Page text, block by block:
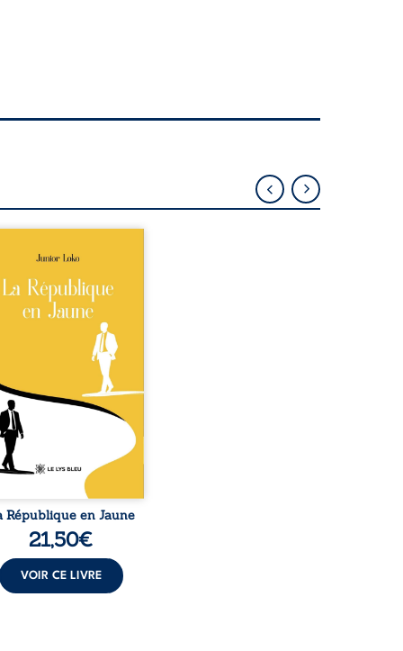
la naissance de
de races différentes
l’ordre établi :
est Noir et Junior est
bien que nés d’un
de Noirs. Très vite,
attire les médias
et transforme
blanc en une figure
sacrée, investie,
certains, d’une mission
Cependant, sous
couvert de ...
République en Jaune
21,50€
VOIR CE LIVRE